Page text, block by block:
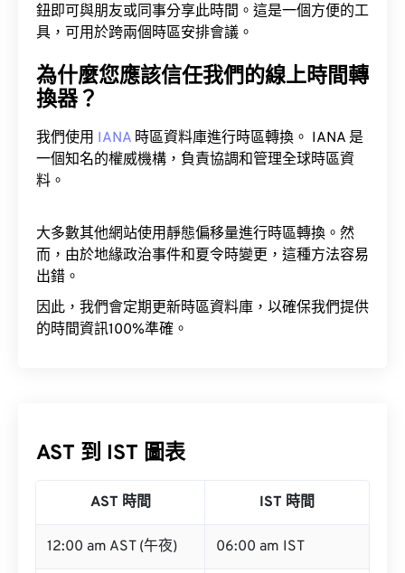
鈕即可與朋友或同事分享此時間。這是一個方便的工
具，可用於跨兩個時區安排會議。
為什麼您應該信任我們的線上時間轉
換器？
我們使用 IANA 時區資料庫進行時區轉換。 IANA 是
一個知名的權威機構，負責協調和管理全球時區資
料。
大多數其他網站使用靜態偏移量進行時區轉換。然
而，由於地緣政治事件和夏令時變更，這種方法容易
出錯。
因此，我們會定期更新時區資料庫，以確保我們提供
的時間資訊100%準確。
AST 到 IST 圖表
AST 時間 IST 時間
12:00 am AST (午夜) 06:00 am IST